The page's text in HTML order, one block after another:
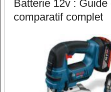
Batterie 12v : Guide
comparatif complet